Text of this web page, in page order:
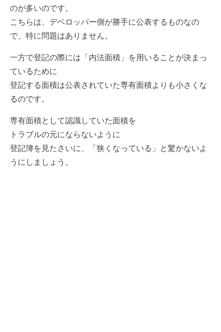
のが多いのです。
こちらは、デベロッパー側が勝手に公表するものなの
で、特に問題はありません。
一方で登記の際には「内法面積」を用いることが決まっ
ているために
登記する面積は公表されていた専有面積よりも小さくな
るのです。
専有面積として認識していた面積を
トラブルの元にならないように
登記簿を見たさいに、「狭くなっている」と驚かないよ
うにしましょう。